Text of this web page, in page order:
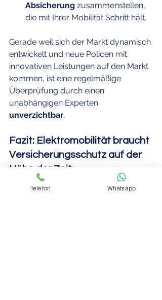
Absicherung zusammenstellen,
die mit Ihrer Mobilität Schritt hält.
Gerade weil sich der Markt dynamisch
entwickelt und neue Policen mit
innovativen Leistungen auf den Markt
kommen, ist eine regelmäßige
Überprüfung durch einen
unabhängigen Experten
unverzichtbar.
Fazit: Elektromobilität braucht
Versicherungsschutz auf der
Höhe der Zeit
Ein E-Auto zu fahren, ist ein wichtiger
Schritt in Richtung Zukunft – aber bitte
Telefon Whatsapp